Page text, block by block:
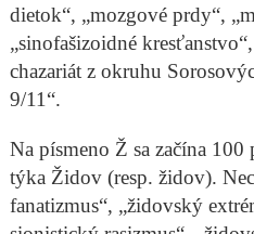
dietok“, „mozgové prdy“,
„sinofašizoidné
chazariát z okruhu
9/11“.
Na písmeno Ž sa začína
týka Židov (resp. židov).
fanatizmus“, „židovský